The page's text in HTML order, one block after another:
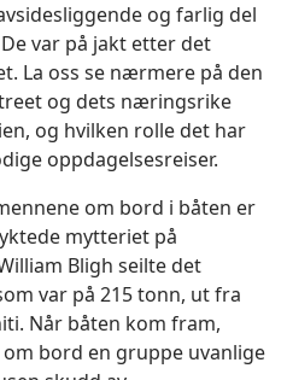
og farlig del
var på jakt etter det
La oss se nærmere på den
og dets næringsrike
og hvilken rolle det har
oppdagelsesreiser.
om bord i båten er
mytteriet på
Bligh seilte det
var på 215 tonn, ut fra
Når båten kom fram,
bord en gruppe uvanlige